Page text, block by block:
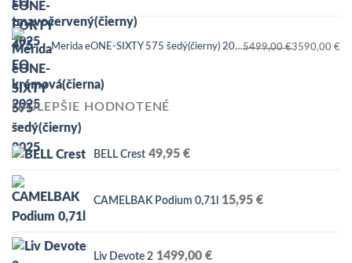
cena
bola:
5599,00 €.
cena
je:
3590,00 €.
Merida eONE-SIXTY 575 šedý(čierny) 20255499,00€
Pôvodná
cena
bola:
5499,00 €.
3590,00 €
Aktuálna
cena
je:
3590,00 €.
NAJLEPŠIE HODNOTENÉ
BELL Crest 49,95 €
CAMELBAK Podium 0,71l 15,95 €
Liv Devote 2 1499,00 €